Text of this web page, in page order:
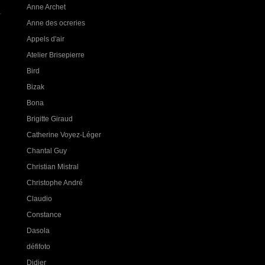
Anne Archet
Anne des ocreries
Appels d'air
Atelier Brisepierre
Bird
Bizak
Bona
Brigitte Giraud
Catherine Voyez-Léger
Chantal Guy
Christian Mistral
Christophe André
Claudio
Constance
Dasola
défifoto
Didier